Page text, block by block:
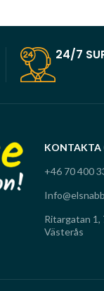
24/7
KONTAKTA
+46 70 400
Ritargatan 1,
Västerås